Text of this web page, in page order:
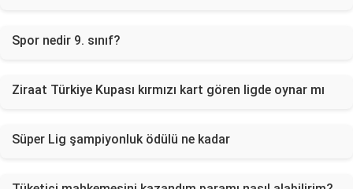
Spor nedir 9. sınıf?
Ziraat Türkiye Kupası kırmızı kart gören ligde oynar mı
Süper Lig şampiyonluk ödülü ne kadar